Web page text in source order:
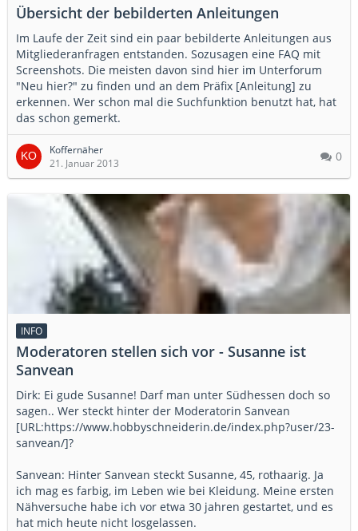
Übersicht der bebilderten Anleitungen
Im Laufe der Zeit sind ein paar bebilderte Anleitungen aus
Mitgliederanfragen entstanden. Sozusagen eine FAQ mit
Screenshots. Die meisten davon sind hier im Unterforum
"Neu hier?" zu finden und an dem Präfix [Anleitung] zu
erkennen. Wer schon mal die Suchfunktion benutzt hat, hat
das schon gemerkt.
Koffernäher
21. Januar 2013
0
INFO
Moderatoren stellen sich vor - Susanne ist
Sanvean
Dirk: Ei gude Susanne! Darf man unter Südhessen doch so
sagen.. Wer steckt hinter der Moderatorin Sanvean
[URL:https://www.hobbyschneiderin.de/index.php?user/23-
sanvean/]?
Sanvean: Hinter Sanvean steckt Susanne, 45, rothaarig. Ja
ich mag es farbig, im Leben wie bei Kleidung. Meine ersten
Nähversuche habe ich vor etwa 30 jahren gestartet, und es
hat mich heute nicht losgelassen.